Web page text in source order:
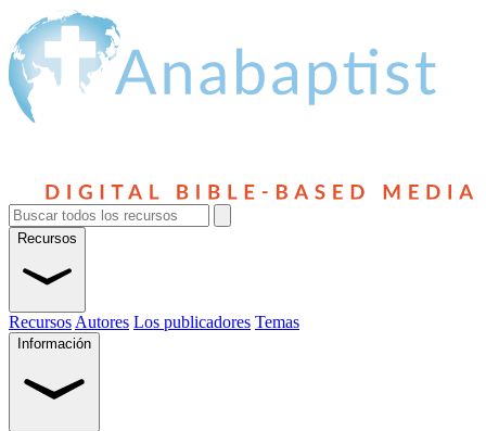
Recursos
Recursos Autores Los publicadores Temas
Información